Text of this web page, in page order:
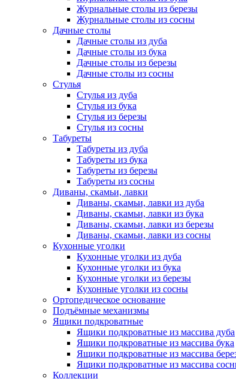
Журнальные столы из березы
Журнальные столы из сосны
Дачные столы
Дачные столы из дуба
Дачные столы из бука
Дачные столы из березы
Дачные столы из сосны
Стулья
Стулья из дуба
Стулья из бука
Стулья из березы
Стулья из сосны
Табуреты
Табуреты из дуба
Табуреты из бука
Табуреты из березы
Табуреты из сосны
Диваны, скамьи, лавки
Диваны, скамьи, лавки из дуба
Диваны, скамьи, лавки из бука
Диваны, скамьи, лавки из березы
Диваны, скамьи, лавки из сосны
Кухонные уголки
Кухонные уголки из дуба
Кухонные уголки из бука
Кухонные уголки из березы
Кухонные уголки из сосны
Ортопедическое основание
Подъёмные механизмы
Ящики подкроватные
Ящики подкроватные из массива дуба
Ящики подкроватные из массива бука
Ящики подкроватные из массива
Ящики подкроватные из массива
Коллекции